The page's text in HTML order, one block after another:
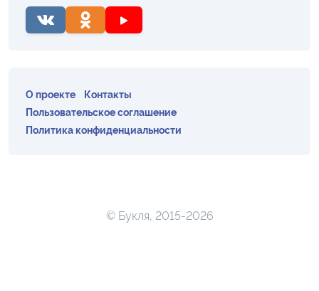
О проекте
Контакты
Пользовательское соглашение
Политика конфиденциальности
© Букля, 2015-2026